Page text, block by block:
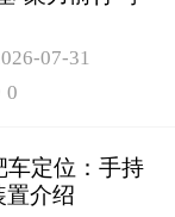
07-31
0
车定位：手持
置介绍